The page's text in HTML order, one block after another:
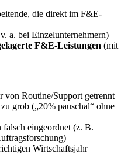
die direkt im F&E-
a. bei Einzelunternehmern)
F&E-Leistungen (mit
Routine/Support getrennt
grob („20% pauschal“ ohne
eingeordnet (z. B.
Wirtschaftsjahr